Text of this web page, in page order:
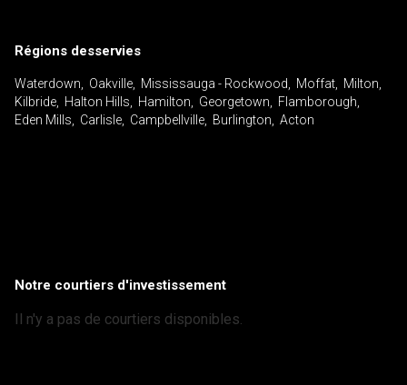
Régions desservies
Waterdown, Oakville, Mississauga - Rockwood, Moffat, Milton,
Kilbride, Halton Hills, Hamilton, Georgetown, Flamborough,
Eden Mills, Carlisle, Campbellville, Burlington, Acton
Notre courtiers d'investissement
Il n'y a pas de courtiers disponibles.